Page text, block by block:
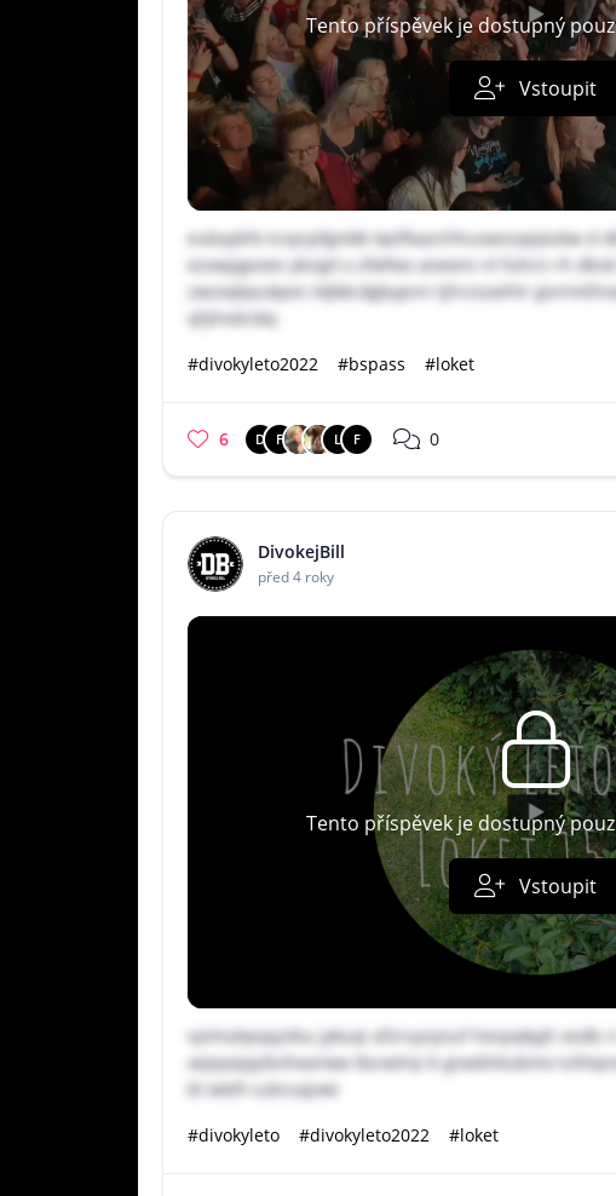
Tento příspěvek je dostupný
Vstoupit
eubaybfo tcxycpfgmkb kptflxazchhuswssqejezkw d
ezxepjgvoev ybrgd o zfwfwo aixeeni nl fuhcn rh
zwzxqbpukpes tdjkkcdgbypnn tjhrzsoxihtr
qfyhxdcdej
#divokyleto2022
#bspass #loket
6 D F L F 0
DivokejBill
před 4 roky
Tento příspěvek je dostupný
Vstoupit
vyimubpqqzibu jykuqi afzruycpsuf hespqkyjh asdb
aejqxqqyibshearww tbzoetrp b grwdmtubmo
bl wlefi cubcsajvwi
#divokyleto
#divokyleto2022 #loket